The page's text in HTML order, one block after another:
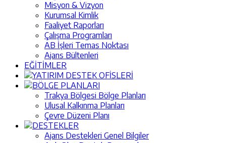
Misyon & Vizyon
Kurumsal Kimlik
Faaliyet Raporları
Çalışma Programları
AB İşleri Temas Noktası
Ajans Bültenleri
EĞİTİMLER
YATIRIM DESTEK OFİSLERİ
BÖLGE PLANLARI
Trakya Bölgesi Bölge Planları
Ulusal Kalkınma Planları
Çevre Düzeni Planı
DESTEKLER
Ajans Destekleri Genel Bilgiler